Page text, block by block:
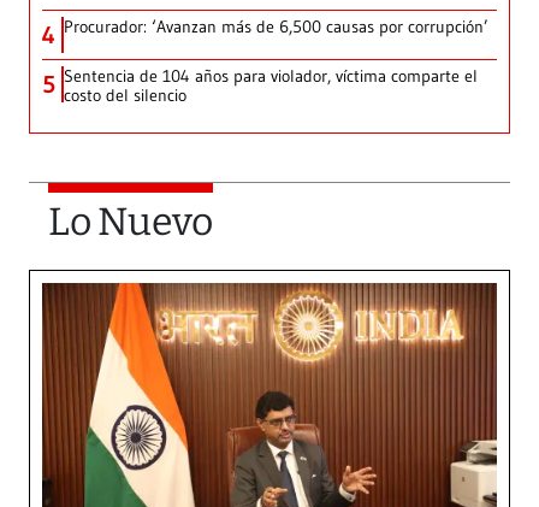
4 Procurador: ‘Avanzan más de 6,500 causas por corrupción’
5 Sentencia de 104 años para violador, víctima comparte el
costo del silencio
Lo Nuevo